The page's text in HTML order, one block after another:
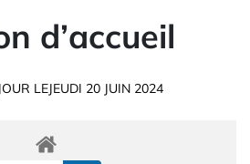
d’accueil
LEJEUDI 20 JUIN 2024